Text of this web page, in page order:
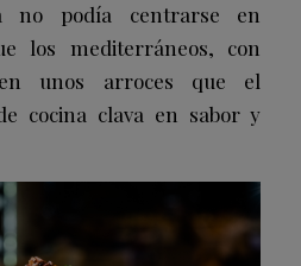
no podía centrarse en
los mediterráneos, con
unos arroces que el
cocina clava en sabor y